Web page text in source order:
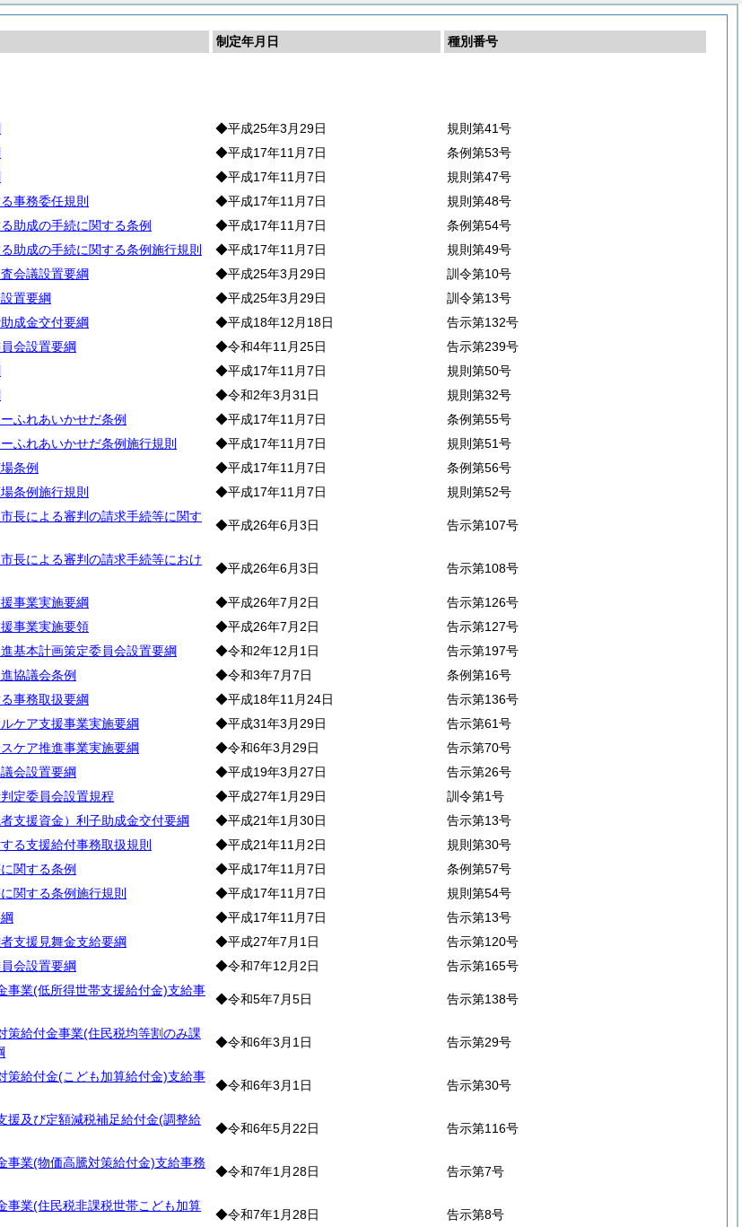
制定年月日
種別番号
◆平成25年3月29日
規則第41号
◆平成17年11月7日
条例第53号
◆平成17年11月7日
規則第47号
事務委任規則
◆平成17年11月7日
規則第48号
助成の手続に関する条例
◆平成17年11月7日
条例第54号
助成の手続に関する条例施行規則
◆平成17年11月7日
規則第49号
会議設置要綱
◆平成25年3月29日
訓令第10号
置要綱
◆平成25年3月29日
訓令第13号
成金交付要綱
◆平成18年12月18日
告示第132号
会設置要綱
◆令和4年11月25日
告示第239号
◆平成17年11月7日
規則第50号
◆令和2年3月31日
規則第32号
ふれあいかせだ条例
◆平成17年11月7日
条例第55号
ふれあいかせだ条例施行規則
◆平成17年11月7日
規則第51号
条例
◆平成17年11月7日
条例第56号
条例施行規則
◆平成17年11月7日
規則第52号
長による審判の請求手続等に関す
◆平成26年6月3日 告示第107号
長による審判の請求手続等におけ
◆平成26年6月3日 告示第108号
事業実施要綱 ◆平成26年7月2日
告示第126号
事業実施要領
◆平成26年7月2日
告示第127号
基本計画策定委員会設置要綱
◆令和2年12月1日
告示第197号
協議会条例
◆令和3年7月7日
条例第16号
事務取扱要綱
◆平成18年11月24日
告示第136号
ケア支援事業実施要綱
◆平成31年3月29日
告示第61号
ケア推進事業実施要綱
◆令和6年3月29日
告示第70号
会設置要綱
◆平成19年3月27日
告示第26号
定委員会設置規程
◆平成27年1月29日
訓令第1号
支援資金）利子助成金交付要綱
◆平成21年1月30日
告示第13号
る支援給付事務取扱規則
◆平成21年11月2日
規則第30号
関する条例
◆平成17年11月7日
条例第57号
関する条例施行規則
◆平成17年11月7日
規則第54号
◆平成17年11月7日
告示第13号
支援見舞金支給要綱
◆平成27年7月1日
告示第120号
会設置要綱
◆令和7年12月2日
告示第165号
事業(低所得世帯支援給付金)支給事
◆令和5年7月5日 告示第138号
策給付金事業(住民税均等割のみ課
◆令和6年3月1日 告示第29号
策給付金(こども加算給付金)支給事
◆令和6年3月1日 告示第30号
援及び定額減税補足給付金(調整給
◆令和6年5月22日 告示第116号
事業(物価高騰対策給付金)支給事務
◆令和7年1月28日 告示第7号
事業(住民税非課税世帯こども加算
◆令和7年1月28日 告示第8号